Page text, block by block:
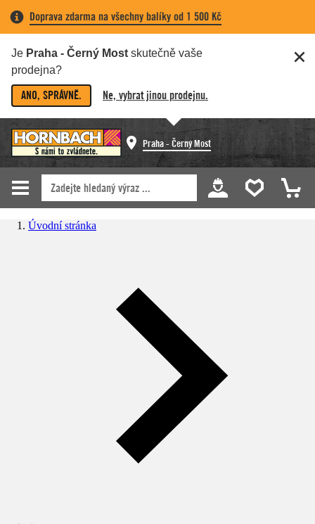
Doprava zdarma na všechny balíky od 1 500 Kč
Je Praha - Černý Most skutečně vaše
prodejna?
ANO, SPRÁVNĚ. Ne, vybrat jinou prodejnu.
Praha - Černý Most
Úvodní stránka